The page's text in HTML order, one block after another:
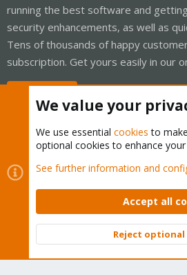
running the best software and
security enhancements, as well as
Tens of thousands of happy
subscription. Get yours easily in our
Cookies
Proxmox Support Forum
Contact us
Terms and rules Privacy
Community platform by XenForo © 2010-
We value your
We use essential cookies to
optional cookies to enhance your
See further information and
Accept all
Reject optional